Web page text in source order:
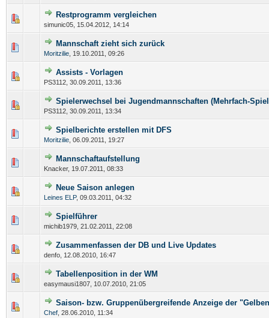
Restprogramm vergleichen
simunic05, 15.04.2012, 14:14
Mannschaft zieht sich zurück
Moritzilie 19.10.2011, 09:26
Assists - Vorlagen
PS3112, 30.09.2011, 13:36
Spielerwechsel bei Jugendmannschaften (Mehrfach-
PS3112, 30.09.2011, 13:34
Spielberichte erstellen mit DFS
Moritzilie 06.09.2011, 19:27
Mannschaftaufstellung
Knacker, 19.07.2011, 08:33
Neue Saison anlegen
Leines ELP, 09.03.2011, 04:32
Spielführer
michib1979, 21.02.2011, 22:08
Zusammenfassen der DB und Live Updates
denfo, 12.08.2010, 16:47
Tabellenposition in der WM
easymausi1807, 10.07.2010, 21:05
Saison- bzw. Gruppenübergreifende Anzeige der
Chef 28.06.2010, 11:34